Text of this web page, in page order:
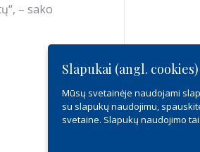
– sako
Slapukai (angl. cookies)
Mūsų svetainėje naudojami
su slapukų naudojimu,
svetaine. Slapukų naudojimo